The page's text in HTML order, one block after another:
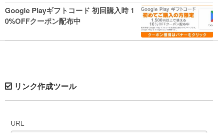
Google Playギフトコード 初回購入時 1
0%OFFクーポン配布中
リンク作成ツール
URL